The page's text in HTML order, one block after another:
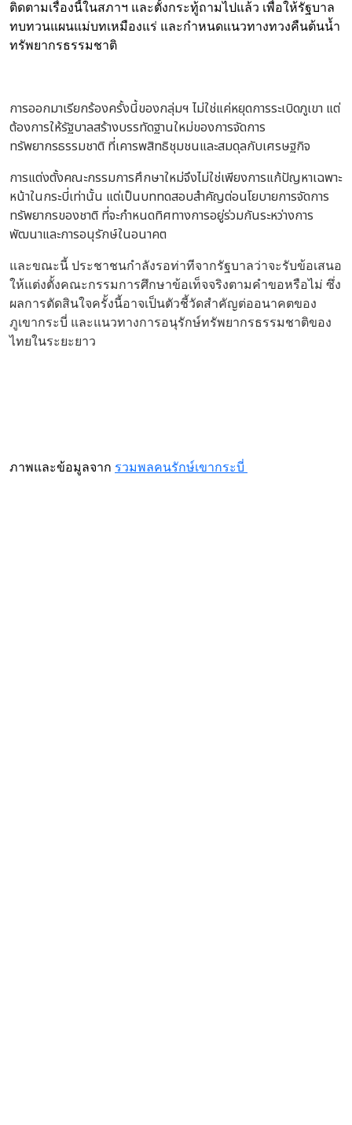
ติดตามเรื่องนี้ในสภาฯ และตั้งกระทู้ถามไปแล้ว เพื่อให้รัฐบาล
ทบทวนแผนแม่บทเหมืองแร่ และกำหนดแนวทางทวงคืนต้นน้ำ
ทรัพยากรธรรมชาติ
การออกมาเรียกร้องครั้งนี้ของกลุ่มฯ ไม่ใช่แค่หยุดการระเบิดภูเขา แต่
ต้องการให้รัฐบาลสร้างบรรทัดฐานใหม่ของการจัดการ
ทรัพยากรธรรมชาติ ที่เคารพสิทธิชุมชนและสมดุลกับเศรษฐกิจ
การแต่งตั้งคณะกรรมการศึกษาใหม่จึงไม่ใช่เพียงการแก้ปัญหาเฉพาะ
หน้าในกระบี่เท่านั้น แต่เป็นบททดสอบสำคัญต่อนโยบายการจัดการ
ทรัพยากรของชาติ ที่จะกำหนดทิศทางการอยู่ร่วมกันระหว่างการ
พัฒนาและการอนุรักษ์ในอนาคต
และขณะนี้ ประชาชนกำลังรอท่าทีจากรัฐบาลว่าจะรับข้อเสนอ
ให้แต่งตั้งคณะกรรมการศึกษาข้อเท็จจริงตามคำขอหรือไม่ ซึ่ง
ผลการตัดสินใจครั้งนี้อาจเป็นตัวชี้วัดสำคัญต่ออนาคตของ
ภูเขากระบี่ และแนวทางการอนุรักษ์ทรัพยากรธรรมชาติของ
ไทยในระยะยาว
ภาพและข้อมูลจาก รวมพลคนรักษ์เขากระบี่